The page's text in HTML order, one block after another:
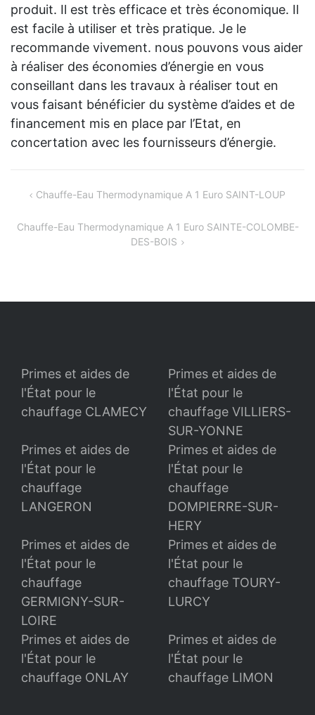
produit. Il est très efficace et très économique. Il
est facile à utiliser et très pratique. Je le
recommande vivement. nous pouvons vous aider
à réaliser des économies d’énergie en vous
conseillant dans les travaux à réaliser tout en
vous faisant bénéficier du système d’aides et de
financement mis en place par l’Etat, en
concertation avec les fournisseurs d’énergie.
Navigation
Chauffe-Eau Thermodynamique A 1 Euro SAINT-LOUP
Chauffe-Eau Thermodynamique A 1 Euro SAINTE-COLOMBE-
DES-BOIS
Primes et aides de
l'État pour le
chauffage CLAMECY
Primes et aides de
l'État pour le
chauffage VILLIERS-
SUR-YONNE
Primes et aides de
l'État pour le
chauffage
LANGERON
Primes et aides de
l'État pour le
chauffage
DOMPIERRE-SUR-
HERY
Primes et aides de
l'État pour le
chauffage
GERMIGNY-SUR-
LOIRE
Primes et aides de
l'État pour le
chauffage TOURY-
LURCY
Primes et aides de
l'État pour le
chauffage ONLAY
Primes et aides de
l'État pour le
chauffage LIMON